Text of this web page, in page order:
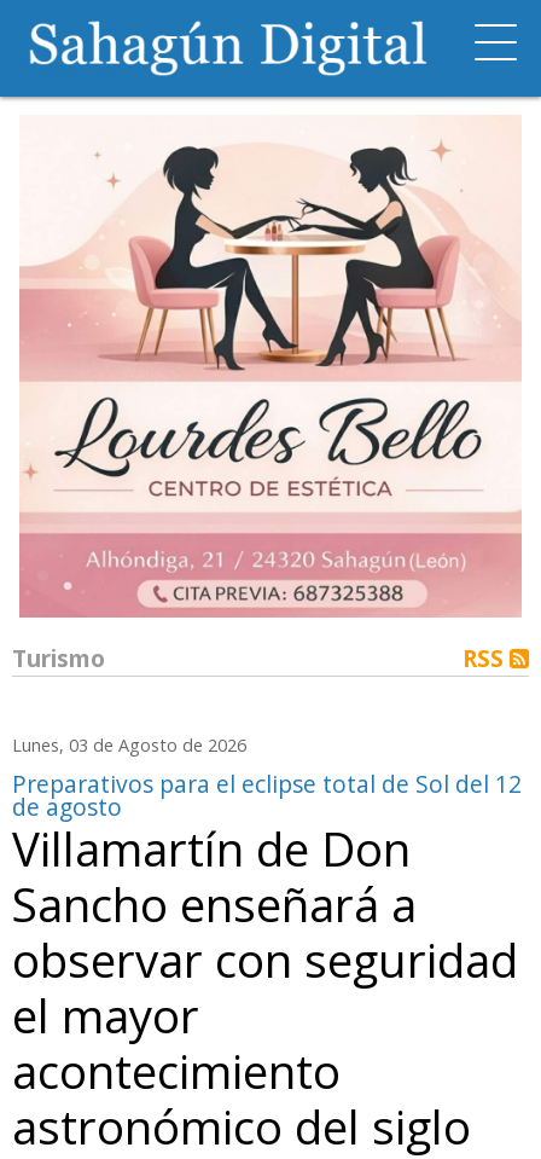
Turismo RSS
Lunes, 03 de Agosto de 2026
Preparativos para el eclipse total de Sol del 12
de agosto
Villamartín de Don
Sancho enseñará a
observar con seguridad
el mayor
acontecimiento
astronómico del siglo